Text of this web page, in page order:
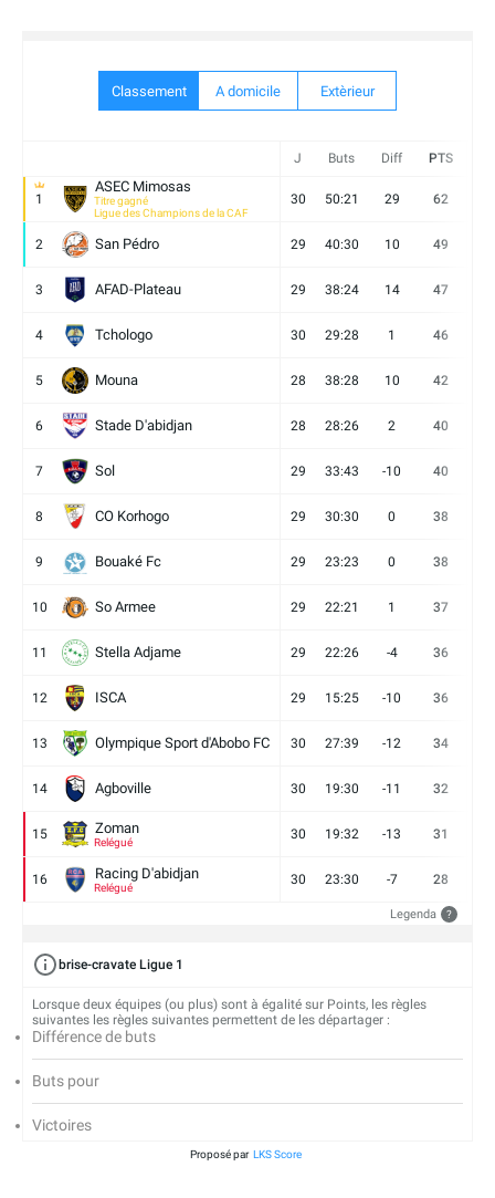
Classement A domicile Extèrieur
J Buts Diff PTS
1
ASEC Mimosas
Titre gagné
Ligue des Champions de la CAF
30 50:21 29 62
2 San Pédro 29 40:30 10 49
3 AFAD-Plateau 29 38:24 14 47
4 Tchologo 30 29:28 1 46
5 Mouna 28 38:28 10 42
6 Stade D'abidjan 28 28:26 2 40
7 Sol 29 33:43 -10 40
8 CO Korhogo 29 30:30 0 38
9 Bouaké Fc 29 23:23 0 38
10 So Armee 29 22:21 1 37
11 Stella Adjame 29 22:26 -4 36
12 ISCA 29 15:25 -10 36
13 Olympique Sport d'Abobo FC 30 27:39 -12 34
14 Agboville 30 19:30 -11 32
15 Zoman
Relégué
30 19:32 -13 31
16 Racing D'abidjan
Relégué
30 23:30 -7 28
Legenda ?
brise-cravate Ligue 1
Lorsque deux équipes (ou plus) sont à égalité sur Points, les règles
suivantes les règles suivantes permettent de les départager :
Différence de buts
Buts pour
Victoires
Proposé par LKS Score